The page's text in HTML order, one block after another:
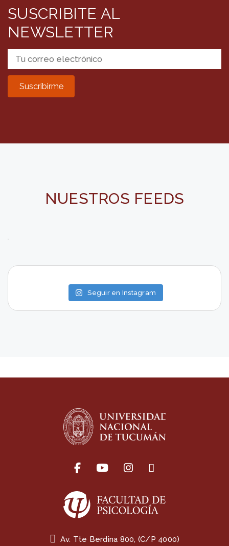
SUSCRIBITE AL
NEWSLETTER
NUESTROS FEEDS
Seguir en Instagram
Av. Tte Berdina 800, (C/P 4000)